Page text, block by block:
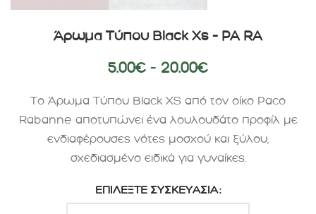
Άρωμα Τύπου Black Xs – PA RA
5.00€ – 20.00€
Το Άρωμα Τύπου Black XS από τον οίκο Paco
Rabanne αποτυπώνει ένα λουλουδάτο προφίλ με
ενδιαφέρουσες νότες μοσχού και ξύλου,
σχεδιασμένο ειδικά για γυναίκες.
ΕΠΙΛΈΞΤΕ ΣΥΣΚΕΥΑΣΊΑ